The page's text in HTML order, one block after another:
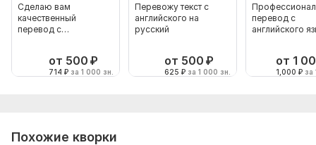
Сделаю вам
качественный
перевод с
от 500 ₽
714 ₽ за 1 000 зн.
Перевожу текст с
английского на
русский
от 500 ₽
625 ₽ за 1 000 зн.
перевод с
английского
от 1
1,000 ₽ за
Похожие кворки